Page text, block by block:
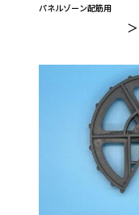
パネルゾーン配筋用